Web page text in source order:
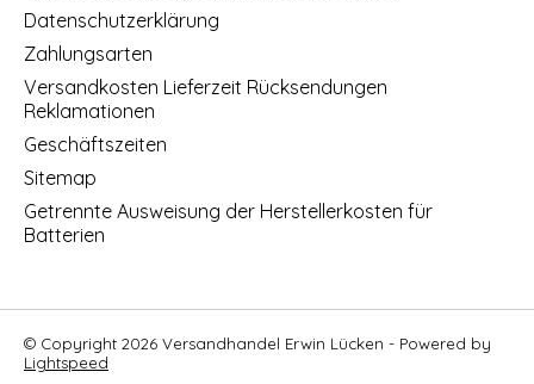
Datenschutzerklärung
Zahlungsarten
Versandkosten Lieferzeit Rücksendungen
Reklamationen
Geschäftszeiten
Sitemap
Getrennte Ausweisung der Herstellerkosten für
Batterien
© Copyright 2026 Versandhandel Erwin Lücken - Powered by
Lightspeed